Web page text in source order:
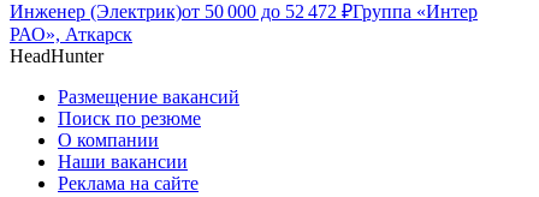
Инженер (Электрик)от 50 000 до 52 472 ₽Группа «Интер
РАО», Аткарск
HeadHunter
Размещение вакансий
Поиск по резюме
О компании
Наши вакансии
Реклама на сайте